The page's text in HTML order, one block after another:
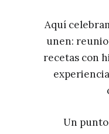
Aquí
unen:
recetas con
Un